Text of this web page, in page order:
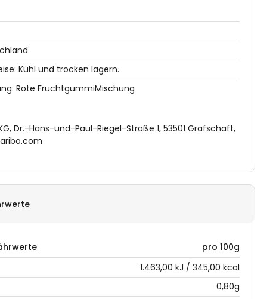
Kühl und trocken lagern.
Rote FruchtgummiMischung
Dr.-Hans-und-Paul-Riegel-Straße 1, 53501 Grafschaft,
pro 100g
1.463,00 kJ / 345,00 kcal
0,80g